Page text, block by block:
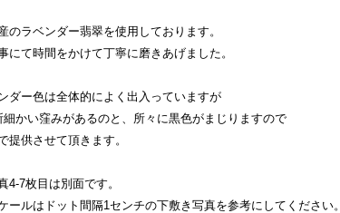
のラベンダー翡翠を使用しております。
にて時間をかけて丁寧に磨きあげました。
ダー色は全体的によく出入っていますが
細かい窪みがあるのと、所々に黒色がまじりますので
提供させて頂きます。
4-7枚目は別面です。
ールはドット間隔1センチの下敷き写真を参考にしてください。